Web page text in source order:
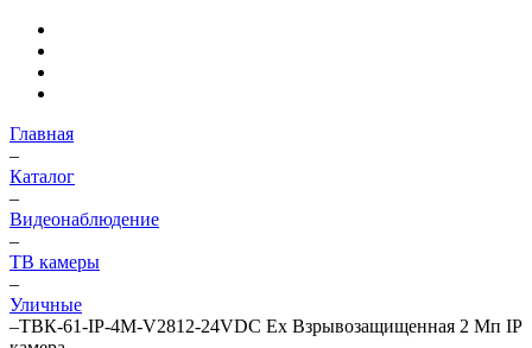
Главная
–
Каталог
–
Видеонаблюдение
–
ТВ камеры
–
Уличные
–ТВК-61-IP-4М-V2812-24VDC Ex Взрывозащищенная 2 Мп IP